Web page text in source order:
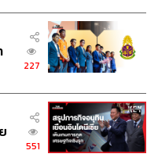
227
551